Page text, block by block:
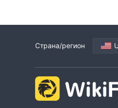
Страна/регион